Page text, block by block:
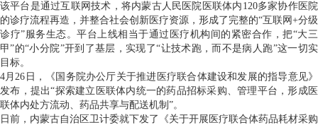
该平台是通过互联网技术，将内蒙古人民医院医联体内120多家协作医院
的诊疗流程再造，并整合社会创新医疗资源，形成了完整的“互联网+分级
诊疗”服务生态。平台上线相当于通过医疗机构间的紧密合作，把“大三
甲”的“小分院”开到了基层，实现了“让技术跑，而不是病人跑”这一切实
目标。
4月26日，《国务院办公厅关于推进医疗联合体建设和发展的指导意见》
发布，提出“探索建立医联体内统一的药品招标采购、管理平台，形成医
联体内处方流动、药品共享与配送机制”。
日前，内蒙古自治区卫计委就下发了《关于开展医疗联合体药品耗材采购